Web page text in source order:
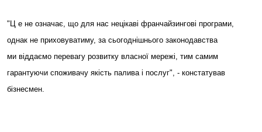
"Ц е не означає, що для нас нецікаві франчайзингові програми,
однак не приховуватиму, за сьогоднішнього законодавства
ми віддаємо перевагу розвитку власної мережі, тим самим
гарантуючи споживачу якість палива і послуг", - констатував
бізнесмен.